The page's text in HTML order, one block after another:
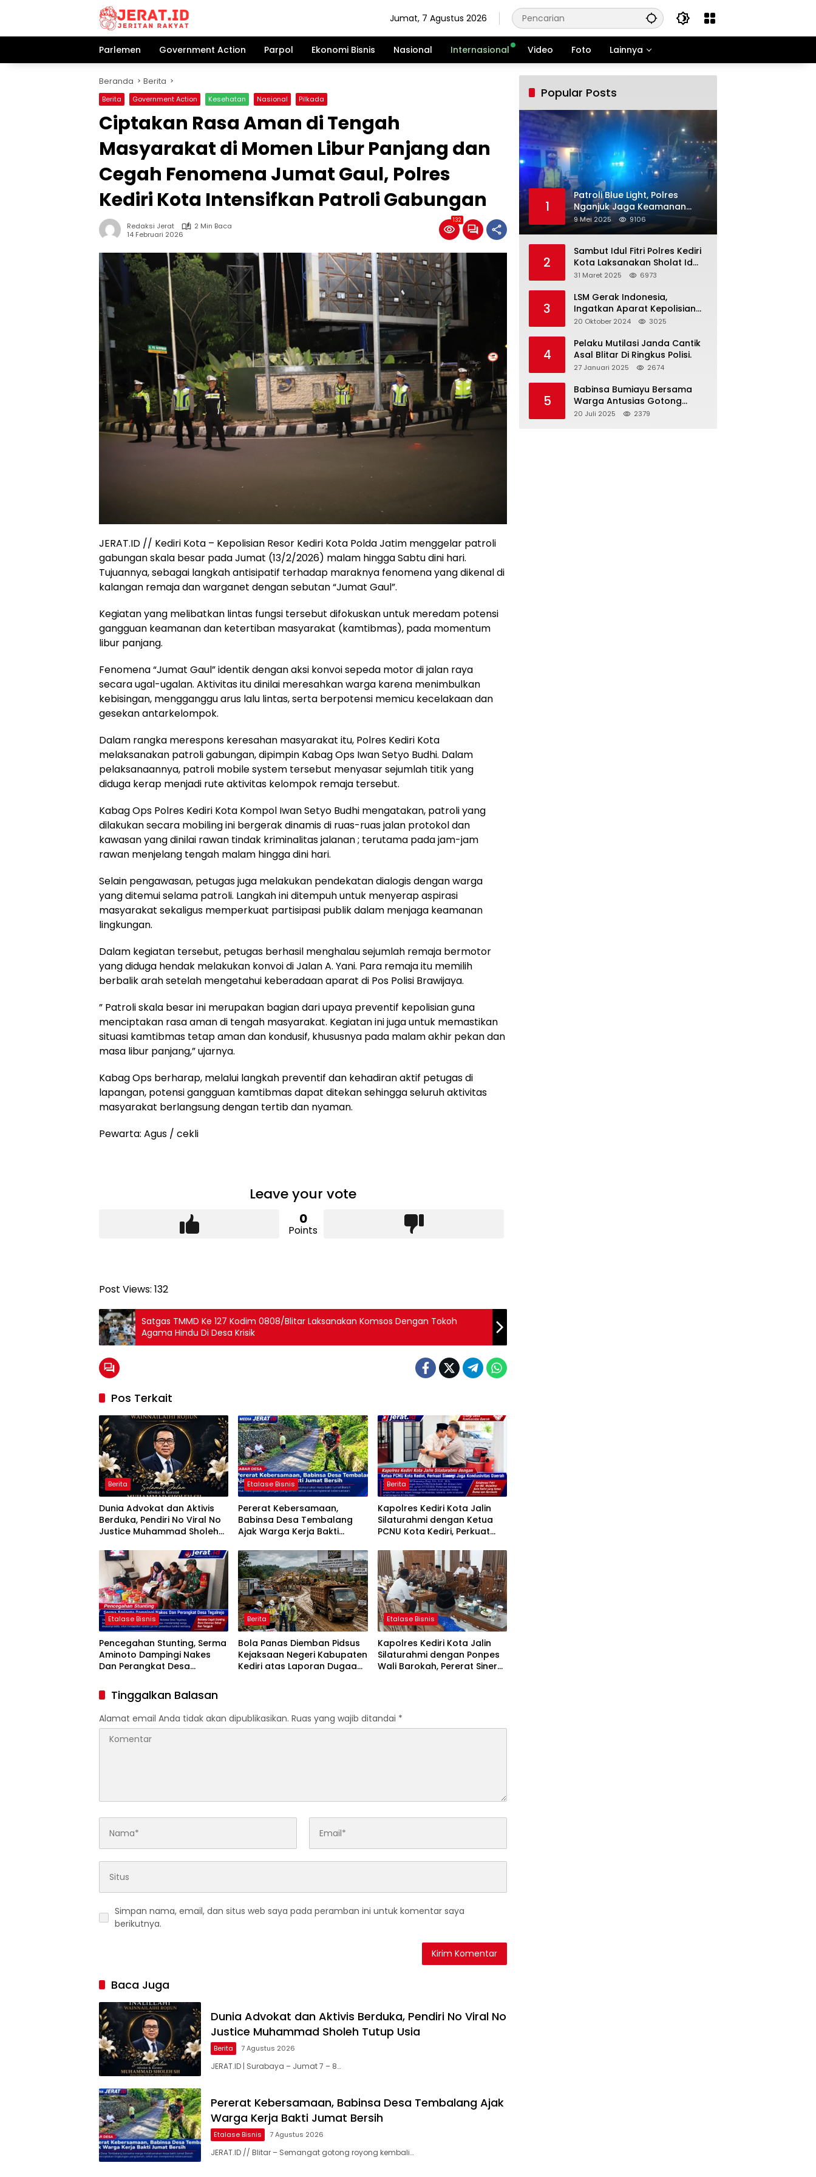
Jumat, 7 Agustus 2026
Parlemen Government Action Parpol Ekonomi Bisnis Nasional Internasional Video Foto Lainnya
Beranda Berita
Berita Government Action Kesehatan Nasional Pilkada
Ciptakan Rasa Aman di Tengah
Masyarakat di Momen Libur Panjang dan
Cegah Fenomena Jumat Gaul, Polres
Kediri Kota Intensifkan Patroli Gabungan
Redaksi Jerat
2 Min Baca
14 Februari 2026
132
JERAT.ID // Kediri Kota – Kepolisian Resor Kediri Kota Polda Jatim menggelar patroli
gabungan skala besar pada Jumat (13/2/2026) malam hingga Sabtu dini hari.
Tujuannya, sebagai langkah antisipatif terhadap maraknya fenomena yang dikenal di
kalangan remaja dan warganet dengan sebutan “Jumat Gaul”.
Kegiatan yang melibatkan lintas fungsi tersebut difokuskan untuk meredam potensi
gangguan keamanan dan ketertiban masyarakat (kamtibmas), pada momentum
libur panjang.
Fenomena “Jumat Gaul” identik dengan aksi konvoi sepeda motor di jalan raya
secara ugal-ugalan. Aktivitas itu dinilai meresahkan warga karena menimbulkan
kebisingan, mengganggu arus lalu lintas, serta berpotensi memicu kecelakaan dan
gesekan antarkelompok.
Dalam rangka merespons keresahan masyarakat itu, Polres Kediri Kota
melaksanakan patroli gabungan, dipimpin Kabag Ops Iwan Setyo Budhi. Dalam
pelaksanaannya, patroli mobile system tersebut menyasar sejumlah titik yang
diduga kerap menjadi rute aktivitas kelompok remaja tersebut.
Kabag Ops Polres Kediri Kota Kompol Iwan Setyo Budhi mengatakan, patroli yang
dilakukan secara mobiling ini bergerak dinamis di ruas-ruas jalan protokol dan
kawasan yang dinilai rawan tindak kriminalitas jalanan ; terutama pada jam-jam
rawan menjelang tengah malam hingga dini hari.
Selain pengawasan, petugas juga melakukan pendekatan dialogis dengan warga
yang ditemui selama patroli. Langkah ini ditempuh untuk menyerap aspirasi
masyarakat sekaligus memperkuat partisipasi publik dalam menjaga keamanan
lingkungan.
Dalam kegiatan tersebut, petugas berhasil menghalau sejumlah remaja bermotor
yang diduga hendak melakukan konvoi di Jalan A. Yani. Para remaja itu memilih
berbalik arah setelah mengetahui keberadaan aparat di Pos Polisi Brawijaya.
” Patroli skala besar ini merupakan bagian dari upaya preventif kepolisian guna
menciptakan rasa aman di tengah masyarakat. Kegiatan ini juga untuk memastikan
situasi kamtibmas tetap aman dan kondusif, khususnya pada malam akhir pekan dan
masa libur panjang,” ujarnya.
Kabag Ops berharap, melalui langkah preventif dan kehadiran aktif petugas di
lapangan, potensi gangguan kamtibmas dapat ditekan sehingga seluruh aktivitas
masyarakat berlangsung dengan tertib dan nyaman.
Pewarta: Agus / cekli
Leave your vote
0
Points
Post Views: 132
Satgas TMMD Ke 127 Kodim 0808/Blitar Laksanakan Komsos Dengan Tokoh
Agama Hindu Di Desa Krisik
Pos Terkait
Berita
Dunia Advokat dan Aktivis
Berduka, Pendiri No Viral No
Justice Muhammad Sholeh
Etalase Bisnis
Pererat Kebersamaan,
Babinsa Desa Tembalang
Ajak Warga Kerja Bakti
Berita
Kapolres Kediri Kota Jalin
Silaturahmi dengan Ketua
PCNU Kota Kediri, Perkuat
Daerah
Etalase Bisnis
Pencegahan Stunting, Serma
Aminoto Dampingi Nakes
Dan Perangkat Desa
Berita
Bola Panas Diemban Pidsus
Kejaksaan Negeri Kabupaten
Kediri atas Laporan Dugaan
Etalase Bisnis
Kapolres Kediri Kota Jalin
Silaturahmi dengan Ponpes
Wali Barokah, Pererat Sinergi
Tinggalkan Balasan
Alamat email Anda tidak akan dipublikasikan. Ruas yang wajib ditandai *
Simpan nama, email, dan situs web saya pada peramban ini untuk komentar saya
berikutnya.
Baca Juga
Dunia Advokat dan Aktivis Berduka, Pendiri No Viral No
Justice Muhammad Sholeh Tutup Usia
Berita 7 Agustus 2026
JERAT.ID | Surabaya – Jumat 7 – 8…
Pererat Kebersamaan, Babinsa Desa Tembalang Ajak
Warga Kerja Bakti Jumat Bersih
Etalase Bisnis 7 Agustus 2026
JERAT.ID // Blitar – Semangat gotong royong kembali…
Popular Posts
1
Patroli Blue Light, Polres
Nganjuk Jaga Keamanan
Jelang Long Weekend
9 Mei 2025 9106
2
Sambut Idul Fitri Polres Kediri
Kota Laksanakan Sholat Id
dan Gelar Halalbihalal
31 Maret 2025 6973
3
LSM Gerak Indonesia,
Ingatkan Aparat Kepolisian
Polres Blitar Kota “Tri Brata
20 Oktober 2024 3025
4
Pelaku Mutilasi Janda Cantik
Asal Blitar Di Ringkus Polisi.
27 Januari 2025 2674
5
Babinsa Bumiayu Bersama
Warga Antusias Gotong
Royong Bersihkan Jalan
20 Juli 2025 2379